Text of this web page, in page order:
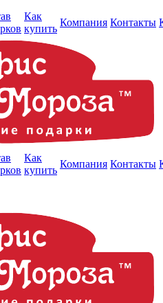
Как
купить
Компания Контакты
Как
купить
Компания Контакты